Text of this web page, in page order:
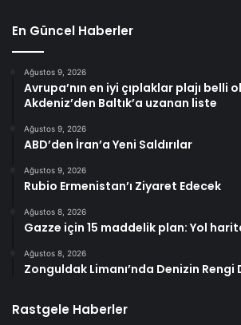
En Güncel Haberler
Ağustos 9, 2026
Avrupa’nın en iyi çıplaklar plajı belli
Akdeniz’den Baltık’a uzanan liste
Ağustos 9, 2026
ABD’den İran’a Yeni Saldırılar
Ağustos 9, 2026
Rubio Ermenistan’ı Ziyaret Edecek
Ağustos 8, 2026
Gazze için 15 maddelik plan: Yol
Ağustos 8, 2026
Zonguldak Limanı’nda Denizin Rengi
Rastgele Haberler